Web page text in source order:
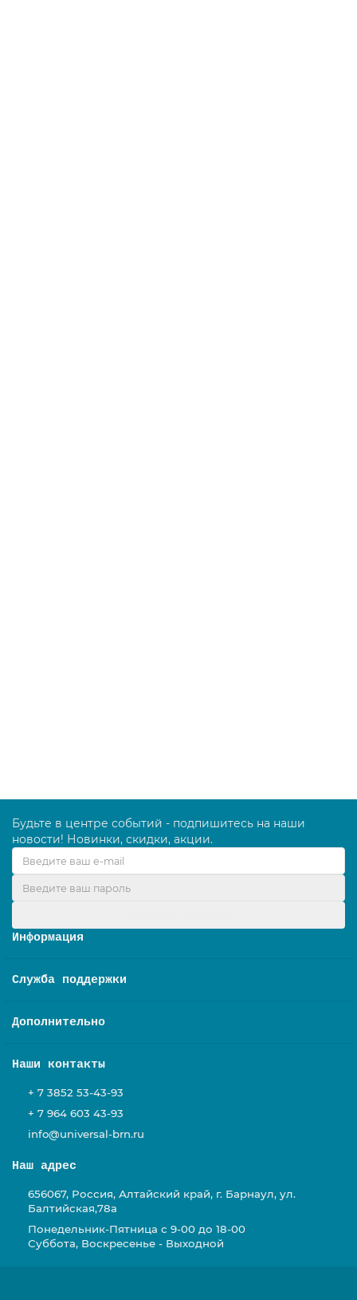
Будьте в центре событий - подпишитесь на наши
новости! Новинки, скидки, акции.
Информация
Служба поддержки
Дополнительно
Наши контакты
+ 7 3852 53-43-93
+ 7 964 603 43-93
info@universal-brn.ru
Наш адрес
656067, Россия, Алтайский край, г. Барнаул, ул.
Балтийская,78а
Понедельник-Пятница с 9-00 до 18-00
Суббота, Воскресенье - Выходной